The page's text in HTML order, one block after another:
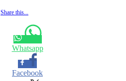
Share this...
Whatsapp
Facebook